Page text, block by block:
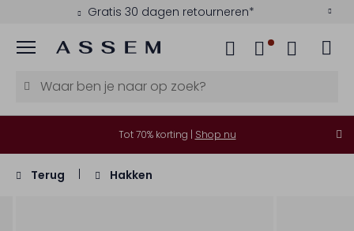
Gratis 30 dagen retourneren*
Menu
Tot 70% korting | Shop nu
Terug Hakken